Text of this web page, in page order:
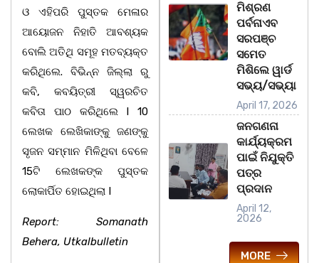
ଓ ଏହିପରି ପୁସ୍ତକ ମେଳାର
ଆୟୋଜନ ନିହାତି ଆବଶ୍ୟକ
ବୋଲି ଅତିଥି ସମୂହ ମତବ୍ୟକ୍ତ
କରିଥିଲେ. ବିଭିନ୍ନ ଜିଲ୍ଲା ରୁ
କବି, କବୟିତ୍ରୀ ସ୍ୱରଚିତ
କବିତା ପାଠ କରିଥିଲେ I 10
ଲେଖକ ଲେଖିକାଙ୍କୁ ଜଣଙ୍କୁ
ସୃଜନ ସମ୍ମାନ ମିଳିଥିବା ବେଳେ
15ଟି ଲେଖକଙ୍କ ପୁସ୍ତକ
ଲୋକାର୍ପିତ ହୋଇଥିଲା I
Report: Somanath
Behera, Utkalbulletin
ମିଶ୍ରଣ
ପର୍ବନାଏବ
ସରପଞ୍ଚ
ସମେତ
ମିଶିଲେ ୱାର୍ଡ
ସଭ୍ୟ/ସଭ୍ୟା
April 17, 2026
ଜନଗଣନା
କାର୍ଯ୍ୟକ୍ରମ
ପାଇଁ ନିଯୁକ୍ତି
ପତ୍ର
ପ୍ରଦାନ
April 12,
2026
MORE